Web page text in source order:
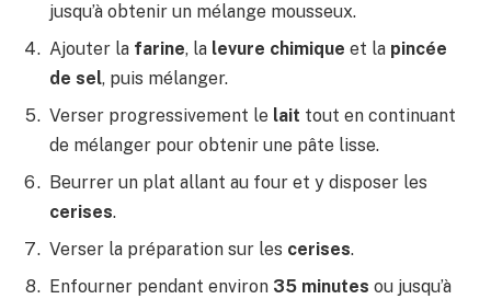
jusqu’à obtenir un mélange mousseux.
Ajouter la farine, la levure chimique et la pincée
de sel, puis mélanger.
Verser progressivement le lait tout en continuant
de mélanger pour obtenir une pâte lisse.
Beurrer un plat allant au four et y disposer les
cerises.
Verser la préparation sur les cerises.
Enfourner pendant environ 35 minutes ou jusqu’à